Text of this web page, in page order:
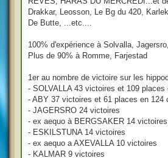
Drakkar, Leosson, Le Bg du 420,
De Butte, ...etc....
100% d'expérience à Solvalla,
Plus de 90% à Romme, Farjestad
1er au nombre de victoire sur les
- SOLVALLA 43 victoires et 109 places
- ABY 37 victoires et 61 places en 124
- JAGERSRO 24 victoires
- ex aequo à BERGSAKER 14 victoires
- ESKILSTUNA 14 victoires
- ex aequo a AXEVALLA 10 victoires
- KALMAR 9 victoires